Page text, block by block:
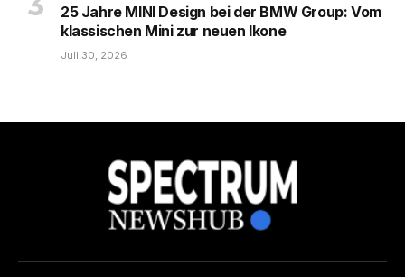
25 Jahre MINI Design bei der BMW Group: Vom
klassischen Mini zur neuen Ikone
Juli 30, 2026